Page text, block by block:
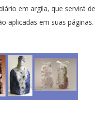
em argila, que servirá de
aplicadas em suas páginas.